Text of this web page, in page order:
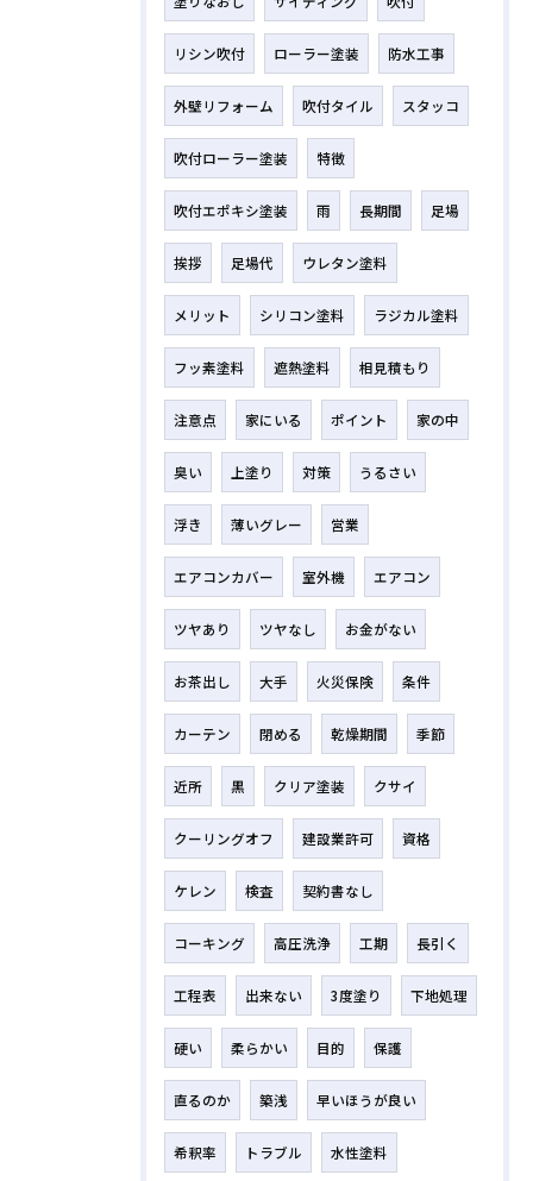
リシン吹付 ローラー塗装 防水工事
外壁リフォーム 吹付タイル スタッコ
吹付ローラー塗装 特徴
吹付エポキシ塗装 雨 長期間 足場
挨拶 足場代 ウレタン塗料
メリット シリコン塗料 ラジカル塗料
フッ素塗料 遮熱塗料 相見積もり
注意点 家にいる ポイント 家の中
臭い 上塗り 対策 うるさい
浮き 薄いグレー 営業
エアコンカバー 室外機 エアコン
ツヤあり ツヤなし お金がない
お茶出し 大手 火災保険 条件
カーテン 閉める 乾燥期間 季節
近所 黒 クリア塗装 クサイ
クーリングオフ 建設業許可 資格
ケレン 検査 契約書なし
コーキング 高圧洗浄 工期 長引く
工程表 出来ない 3度塗り 下地処理
硬い 柔らかい 目的 保護
直るのか 築浅 早いほうが良い
希釈率 トラブル 水性塗料